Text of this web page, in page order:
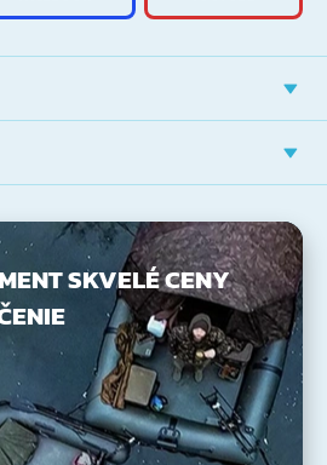
SKVELÉ CENY